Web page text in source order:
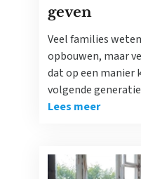
geven
Veel families
opbouwen, maar
dat op een manier
volgende
Lees meer